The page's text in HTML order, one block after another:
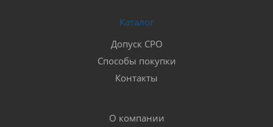
Каталог
Допуск СРО
Способы покупки
Контакты
О компании